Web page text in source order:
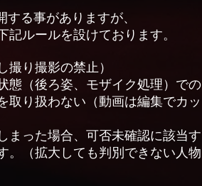
る事がありますが、
ルールを設けております。
撮り撮影の禁止）
態（後ろ姿、モザイク処理）での
り扱わない（動画は編集でカッ
まった場合、可否未確認に該当す
。（拡大しても判別できない人物